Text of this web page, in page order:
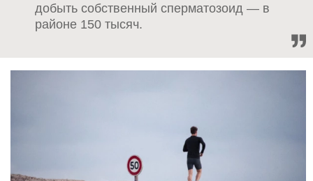
добыть собственный сперматозоид — в
районе 150 тысяч.